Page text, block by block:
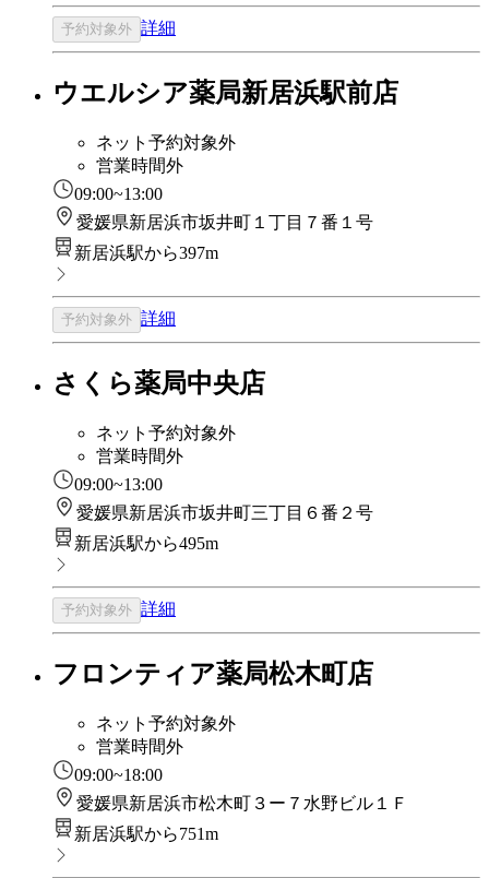
予約対象外 詳細
ウエルシア薬局新居浜駅前店
ネット予約対象外
営業時間外
09:00~13:00
愛媛県新居浜市坂井町１丁目７番１号
新居浜駅から397m
予約対象外 詳細
さくら薬局中央店
ネット予約対象外
営業時間外
09:00~13:00
愛媛県新居浜市坂井町三丁目６番２号
新居浜駅から495m
予約対象外 詳細
フロンティア薬局松木町店
ネット予約対象外
営業時間外
09:00~18:00
愛媛県新居浜市松木町３ー７水野ビル１Ｆ
新居浜駅から751m